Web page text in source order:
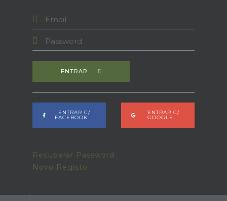
ENTRAR
ENTRAR C/
FACEBOOK
ENTRAR C/
GOOGLE
Recuperar Password
Novo Registo